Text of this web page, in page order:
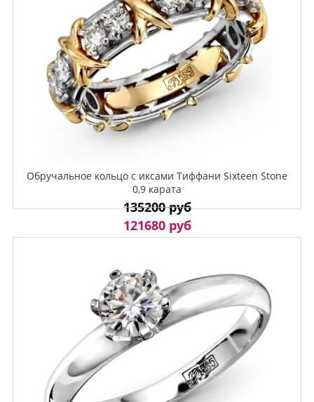
Обручальное кольцо с иксами Тиффани Sixteen Stone
0,9 карата
135200 руб
121680 руб